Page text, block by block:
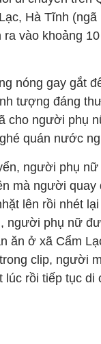
Hà Tĩnh
vào khoảng
nóng gay gắt
tượng đáng
cho người phụ
quán nước
người phụ nữ
mà người quay
lên rồi nhét
người phụ nữ
ăn ở xã Cẩm
clip, người
lúc rồi tiếp tục di